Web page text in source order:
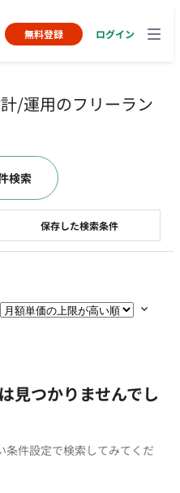
無料登録 ログイン
/運用のフリーラン
見つかりませんでし
件設定で検索してみてくだ
保存した検索条件
検索